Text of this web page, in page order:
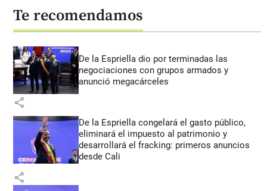
Te recomendamos
De la Espriella dio por terminadas las
negociaciones con grupos armados y
anunció megacárceles
share
De la Espriella congelará el gasto público,
eliminará el impuesto al patrimonio y
desarrollará el fracking: primeros anuncios
desde Cali
share